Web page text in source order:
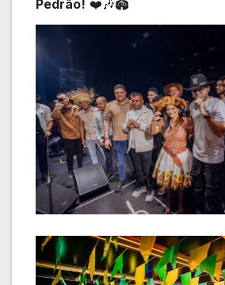
Pedrão! ❤️🎶🏟️